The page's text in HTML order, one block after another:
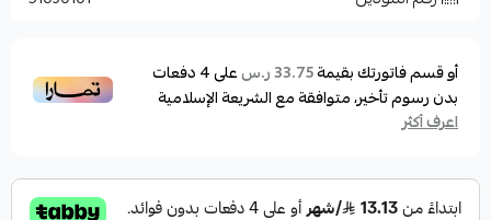
وزن اللور : ماكس 9 جرام
النوع : سبيننق
الخيط : 4-8 LB
عدد القطع : 2
أو قسم فاتورتك بقيمة33.75 ر.س على4دفعات
بدون رسوم تأخير، متوافقة مع الشريعة الإسلامية
اعرف أكثر